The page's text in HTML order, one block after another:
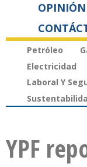
OPINIÓN
Petróleo
Electricidad
Laboral Y
YPF